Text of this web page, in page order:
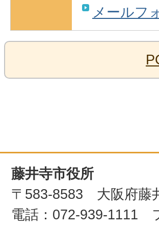
メールフ
藤井寺市役所
〒583-8583 大阪府藤
電話：072-939-1111